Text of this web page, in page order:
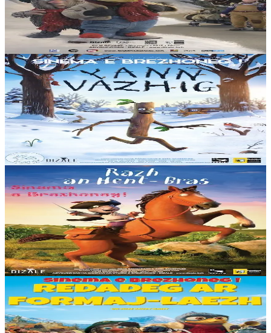
C’est bientôt Noël à Flåklypa. Comme tous les habitants, Solan et
Ludvig attendent la neige. Hélas, elle ne tombe pas... Leur ami
Réodor décide alors de...
15,00 €
2 ans et plus
Dizale
Monsieur Bout-de-Bois
Monsieur Bout-de-Bois vit dans l'arbre familial, en compagnie de sa
chère Madame Bout-de-Bois et de ses trois petits Bouts-de-Bois, et
il s'apprête à vivre au...
En stock15,00 €
2 ans et plus
Dizale
Le Rat Scélérat
L’histoire du Rat Scélérat relate les aventures d’un rat vorace qui
raffole des gâteaux, des biscuits et de toutes les gourmandises
sucrées. Il sillonne la...
En stock15,00 €
2 ans et plus
Dizale
La grande course au fromage